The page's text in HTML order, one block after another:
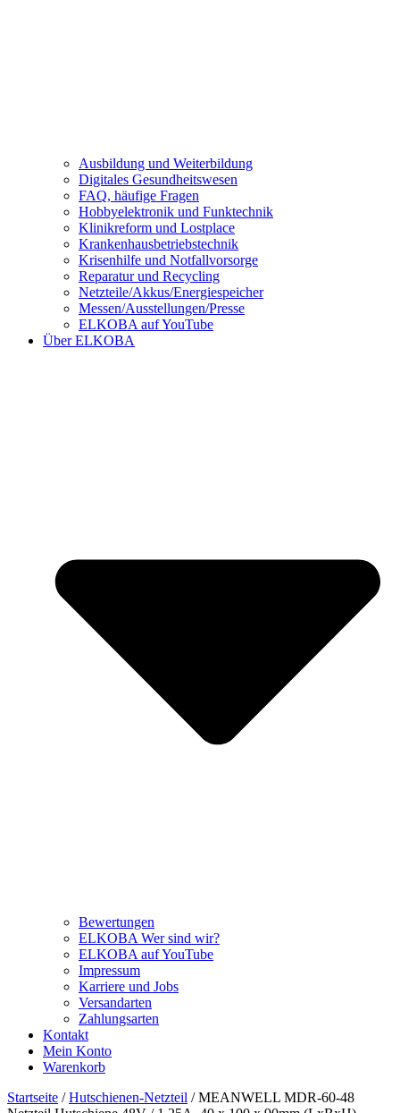
Ausbildung und Weiterbildung
Digitales Gesundheitswesen
FAQ, häufige Fragen
Hobbyelektronik und Funktechnik
Klinikreform und Lostplace
Krankenhausbetriebstechnik
Krisenhilfe und Notfallvorsorge
Reparatur und Recycling
Netzteile/Akkus/Energiespeicher
Messen/Ausstellungen/Presse
ELKOBA auf YouTube
Über ELKOBA
Bewertungen
ELKOBA Wer sind wir?
ELKOBA auf YouTube
Impressum
Karriere und Jobs
Versandarten
Zahlungsarten
Kontakt
Mein Konto
Warenkorb
Startseite /Hutschienen-Netzteil / MEANWELL MDR-60-48